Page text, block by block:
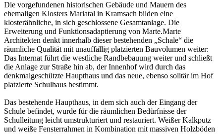
Die vorgefundenen historischen Gebäude und Mauern des
ehemaligen Klosters Mariatal in Kramsach bilden eine
klosterähnliche, in sich geschlossene Gesamtanlage. Die
Erweiterung und Funktionsadaptierung von Marte.Marte
Architekten denkt innerhalb dieser bestehenden „Schale“ die
räumliche Qualität mit unauffällig platzierten Bauvolumen weiter:
Das Internat führt die westliche Randbebauung weiter und schließt
die Anlage zur Straße hin ab, der Innenhof wird durch das
denkmalgeschützte Haupthaus und das neue, ebenso solitär im Hof
platzierte Schulhaus bestimmt.
Das bestehende Haupthaus, in dem sich auch der Eingang der
Schule befindet, wurde für die räumlichen Bedürfnisse der
Schulleitung leicht umstrukturiert und restauriert. Weißer Kalkputz
und weiße Fensterrahmen in Kombination mit massiven Holzböden